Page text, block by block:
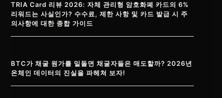
TRIA Card 리뷰 2026: 자체 관리형 암호화폐 카드의 6%
리워드는 사실인가? 수수료, 제한 사항 및 카드 발급 시 주
의사항에 대한 종합 가이드
BTC가 채굴 원가를 밑돌면 채굴자들은 매도할까? 2026년
온체인 데이터의 진실을 파헤쳐 보자!